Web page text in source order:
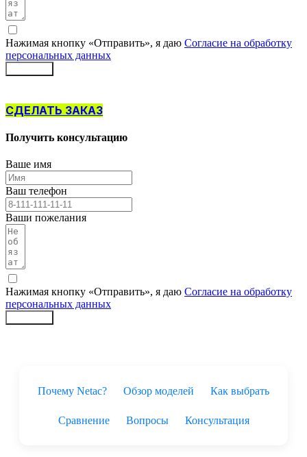
Нажимая кнопку «Отправить», я даю Согласие на обработку
персональных данных
СДЕЛАТЬ ЗАКАЗ
Получить консультацию
Ваше имя
Ваш телефон
Ваши пожелания
Нажимая кнопку «Отправить», я даю Согласие на обработку
персональных данных
Почему Netac? Обзор моделей Как выбрать
Сравнение Вопросы Консультация